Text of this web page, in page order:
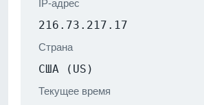
IP-адрес
216.73.217.17
Страна
США (US)
Текущее время